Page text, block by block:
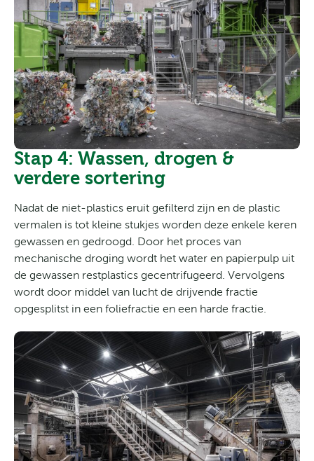
Stap 4: Wassen, drogen &
verdere sortering
Nadat de niet-plastics eruit gefilterd zijn en de plastic
vermalen is tot kleine stukjes worden deze enkele keren
gewassen en gedroogd. Door het proces van
mechanische droging wordt het water en papierpulp uit
de gewassen restplastics gecentrifugeerd. Vervolgens
wordt door middel van lucht de drijvende fractie
opgesplitst in een foliefractie en een harde fractie.